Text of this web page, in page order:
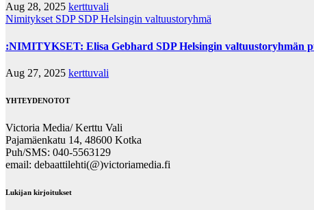
Aug 28, 2025 kerttuvali
Nimitykset SDP SDP Helsingin valtuustoryhmä
:NIMITYKSET: Elisa Gebhard SDP Helsingin valtuustoryhmän
Aug 27, 2025 kerttuvali
YHTEYDENOTOT
Victoria Media/ Kerttu Vali
Pajamäenkatu 14, 48600 Kotka
Puh/SMS: 040-5563129
email: debaattilehti(@)victoriamedia.fi
Lukijan kirjoitukset